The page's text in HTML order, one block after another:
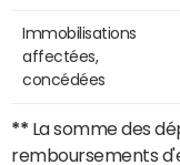
Immobilisations
affectées,
concédées
** La somme des
remboursements